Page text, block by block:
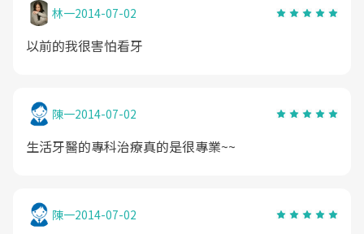
林一2014-07-02
以前的我很害怕看牙
陳一2014-07-02
生活牙醫的專科治療真的是很專業~~
陳一2014-07-02